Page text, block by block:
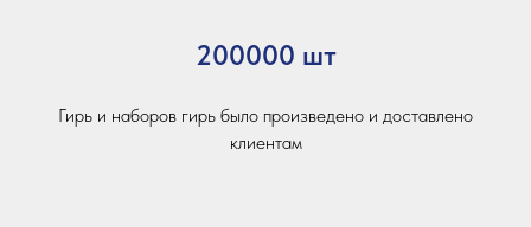
200000 шт
Гирь и наборов гирь было произведено и доставлено
клиентам